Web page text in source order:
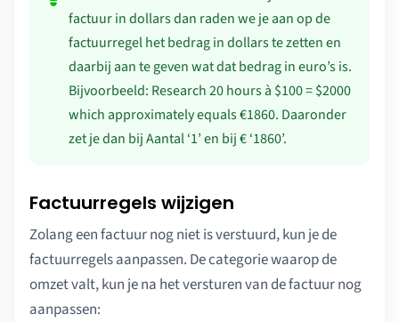
factuur in dollars dan raden we je aan op de
factuurregel het bedrag in dollars te zetten en
daarbij aan te geven wat dat bedrag in euro’s is.
Bijvoorbeeld: Research 20 hours à $100 = $2000
which approximately equals €1860. Daaronder
zet je dan bij Aantal ‘1’ en bij € ‘1860’.
Factuurregels wijzigen
Zolang een factuur nog niet is verstuurd, kun je de
factuurregels aanpassen. De categorie waarop de
omzet valt, kun je na het versturen van de factuur nog
aanpassen: